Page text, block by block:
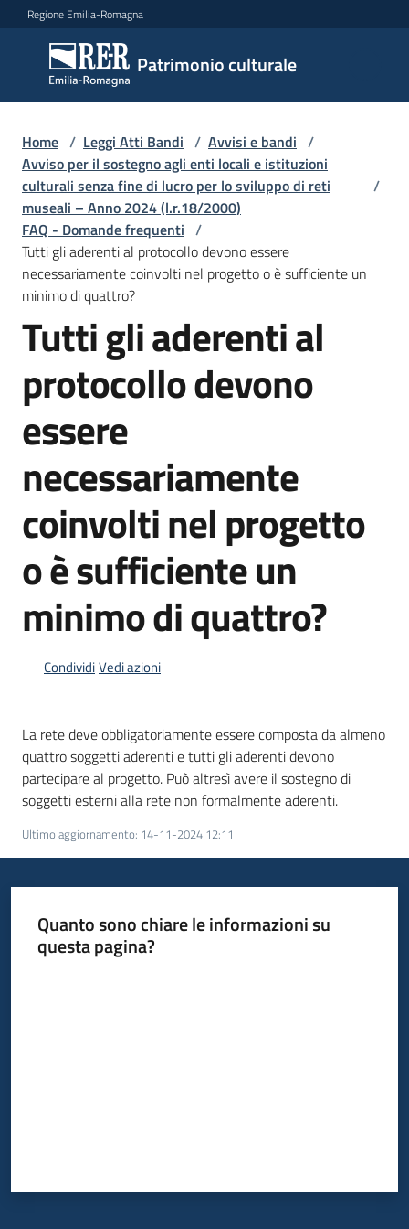
Vai al contenuto
Vai alla navigazione
Vai al footer
Regione Emilia-Romagna
Patrimonio culturale
Patrimonio
culturale
Argomenti
Novità
Servizi
Leggi
Atti
Bandi
Menu selezionato
Piani
Programmi
Progetti
Mediateca
Giuseppe
Seguici
su
Home / Leggi Atti Bandi / Avvisi e bandi /
Avviso per il sostegno agli enti locali e istituzioni
culturali senza fine di lucro per lo sviluppo di reti
museali – Anno 2024 (l.r.18/2000)
/
FAQ - Domande frequenti /
Tutti gli aderenti al protocollo devono essere
necessariamente coinvolti nel progetto o è sufficiente un
minimo di quattro?
Tutti gli aderenti al
protocollo devono
essere
necessariamente
coinvolti nel progetto
o è sufficiente un
minimo di quattro?
CondividiVedi azioni
La rete deve obbligatoriamente essere composta da almeno
quattro soggetti aderenti e tutti gli aderenti devono
partecipare al progetto. Può altresì avere il sostegno di
soggetti esterni alla rete non formalmente aderenti.
Ultimo aggiornamento: 14-11-2024 12:11
Quanto sono chiare le informazioni su
questa pagina?